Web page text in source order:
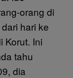
orang di
hari ke
Korut. Ini
tahu
dia